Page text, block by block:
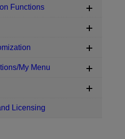
Functions
My Menu
Licensing